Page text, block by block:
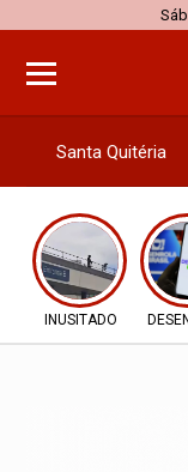
Santa Quitéria
INUSITADO